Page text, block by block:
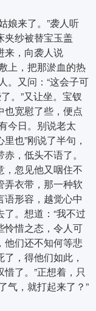
来了。”袭人听
夹纱被替宝玉盖
来，向袭人说
上，把那淤血的热
。又问：“这会子可
。”又让坐。宝钗
也宽慰了些，便点
今日。别说老太
也”刚说了半句，
，低头不语了。
，忽见他又咽住不
弄衣带，那一种软
形容，越觉心中
。想道：“我不过
怜惜之态，令人可
他们还不知何等悲
，得他们如此，
了。”正想着，只
气，就打起来了？”